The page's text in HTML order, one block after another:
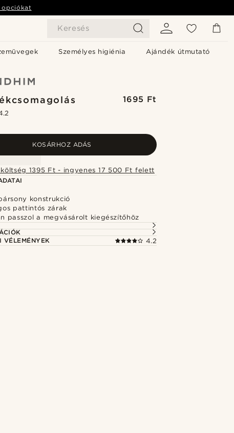
Keresés
Személyes higiénia Ajándék útmutató
opciókat
1695 Ft
KOSÁRHOZ ADÁS
Szállítási költség 1395 Ft - ingyenes 17 500 Ft felett
konstrukció
pattintós zárak
passzol a megvásárolt kiegészítőhöz
VÉLEMÉNYEK
4.2